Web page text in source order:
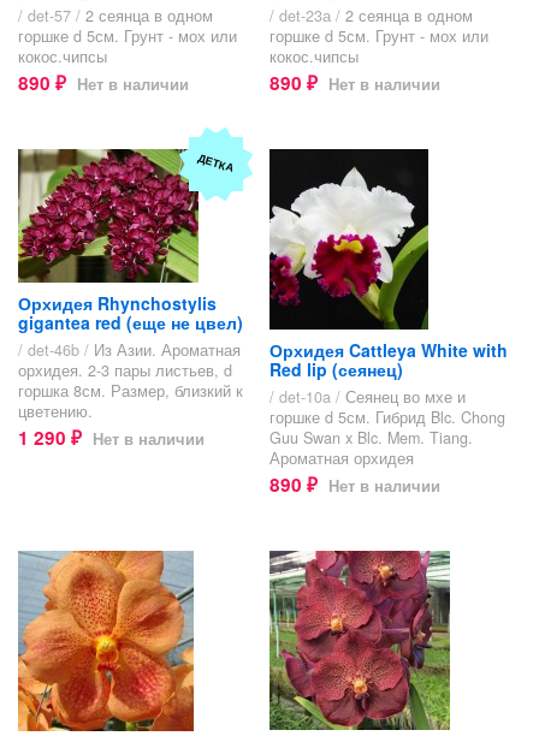
/ det-57 / 2 сеянца в одном
горшке d 5см. Грунт - мох или
кокос.чипсы
890 ₽ Нет в наличии
/ det-23а / 2 сеянца в одном
горшке d 5см. Грунт - мох или
кокос.чипсы
890 ₽ Нет в наличии
ДЕТКА
Орхидея Rhynchostylis
gigantea red (еще не цвел)
/ det-46b / Из Азии. Ароматная
орхидея. 2-3 пары листьев, d
горшка 8см. Размер, близкий к
цветению.
1 290 ₽ Нет в наличии
Орхидея Cattleya White with
Red lip (сеянец)
/ det-10a / Сеянец во мхе и
горшке d 5см. Гибрид Blc. Chong
Guu Swan x Blc. Mem. Tiang.
Ароматная орхидея
890 ₽ Нет в наличии